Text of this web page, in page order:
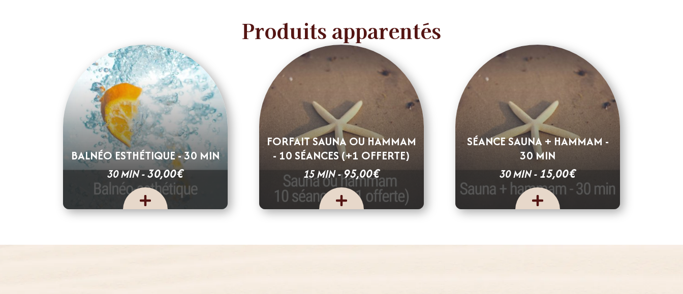
Produits apparentés
BALNÉO ESTHÉTIQUE - 30 MIN
30 MIN -30,00€
FORFAIT SAUNA OU HAMMAM
- 10 SÉANCES (+1 OFFERTE)
15 MIN -95,00€
SÉANCE SAUNA + HAMMAM -
30 MIN
30 MIN -15,00€